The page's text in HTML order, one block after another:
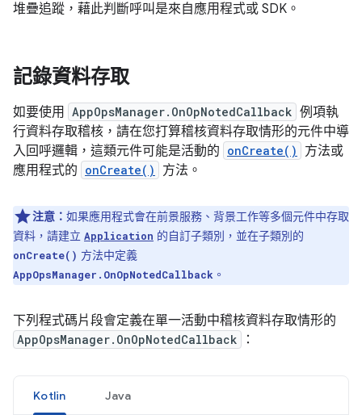
堆疊追蹤，藉此判斷呼叫是來自應用程式或 SDK。
記錄資料存取
如要使用 AppOpsManager.OnOpNotedCallback 例項執
行資料存取稽核，請在您打算稽核資料存取情形的元件中導
入回呼邏輯，這類元件可能是活動的 onCreate()
方法或
應用程式的 onCreate() 方法。
注意： 如果應用程式會在前景服務、背景工作等多個元件中存取
資料，請建立 Application 的自訂子類別，並在子類別的
onCreate() 方法中定義
AppOpsManager.OnOpNotedCallback 。
下列程式碼片段會定義在單一活動中稽核資料存取情形的
AppOpsManager.OnOpNotedCallback ：
Kotlin Java